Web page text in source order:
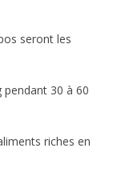
seront les
30 à 60
riches en